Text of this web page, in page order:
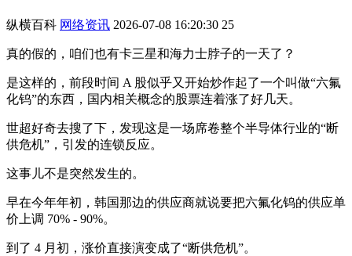
纵横百科 网络资讯 2026-07-08 16:20:30 25
真的假的，咱们也有卡三星和海力士脖子的一天了？
是这样的，前段时间 A 股似乎又开始炒作起了一个叫做“六氟
化钨”的东西，国内相关概念的股票连着涨了好几天。
世超好奇去搜了下，发现这是一场席卷整个半导体行业的“断
供危机”，引发的连锁反应。
这事儿不是突然发生的。
早在今年年初，韩国那边的供应商就说要把六氟化钨的供应单
价上调 70% - 90%。
到了 4 月初，涨价直接演变成了“断供危机”。